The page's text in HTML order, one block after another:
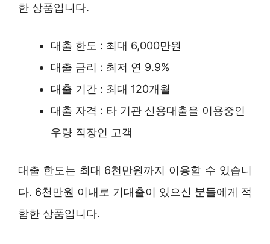
한 상품입니다.
대출 한도 : 최대 6,000만원
대출 금리 : 최저 연 9.9%
대출 기간 : 최대 120개월
대출 자격 : 타 기관 신용대출을 이용중인
우량 직장인 고객
대출 한도는 최대 6천만원까지 이용할 수 있습니
다. 6천만원 이내로 기대출이 있으신 분들에게 적
합한 상품입니다.